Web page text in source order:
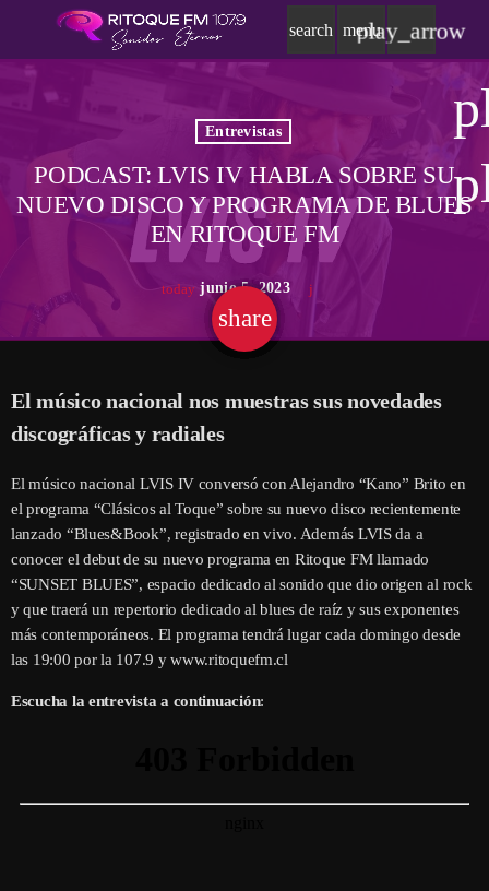
search menu
play_arrow
Entrevistas
PODCAST: LVIS IV HABLA SOBRE SU
NUEVO DISCO Y PROGRAMA DE BLUES
EN RITOQUE FM
today junio 5, 2023
share
email
El músico nacional nos muestras sus novedades
discográficas y radiales
El músico nacional LVIS IV conversó con Alejandro “Kano” Brito en
el programa “Clásicos al Toque” sobre su nuevo disco recientemente
lanzado “Blues&Book”, registrado en vivo. Además LVIS da a
conocer el debut de su nuevo programa en Ritoque FM llamado
“SUNSET BLUES”, espacio dedicado al sonido que dio origen al rock
y que traerá un repertorio dedicado al blues de raíz y sus exponentes
más contemporáneos. El programa tendrá lugar cada domingo desde
las 19:00 por la 107.9 y www.ritoquefm.cl
Escucha la entrevista a continuación: